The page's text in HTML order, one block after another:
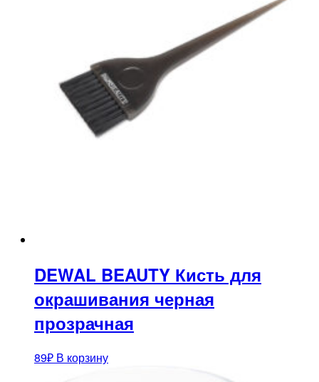
DEWAL BEAUTY Кисть для
окрашивания черная
прозрачная
89₽ В корзину